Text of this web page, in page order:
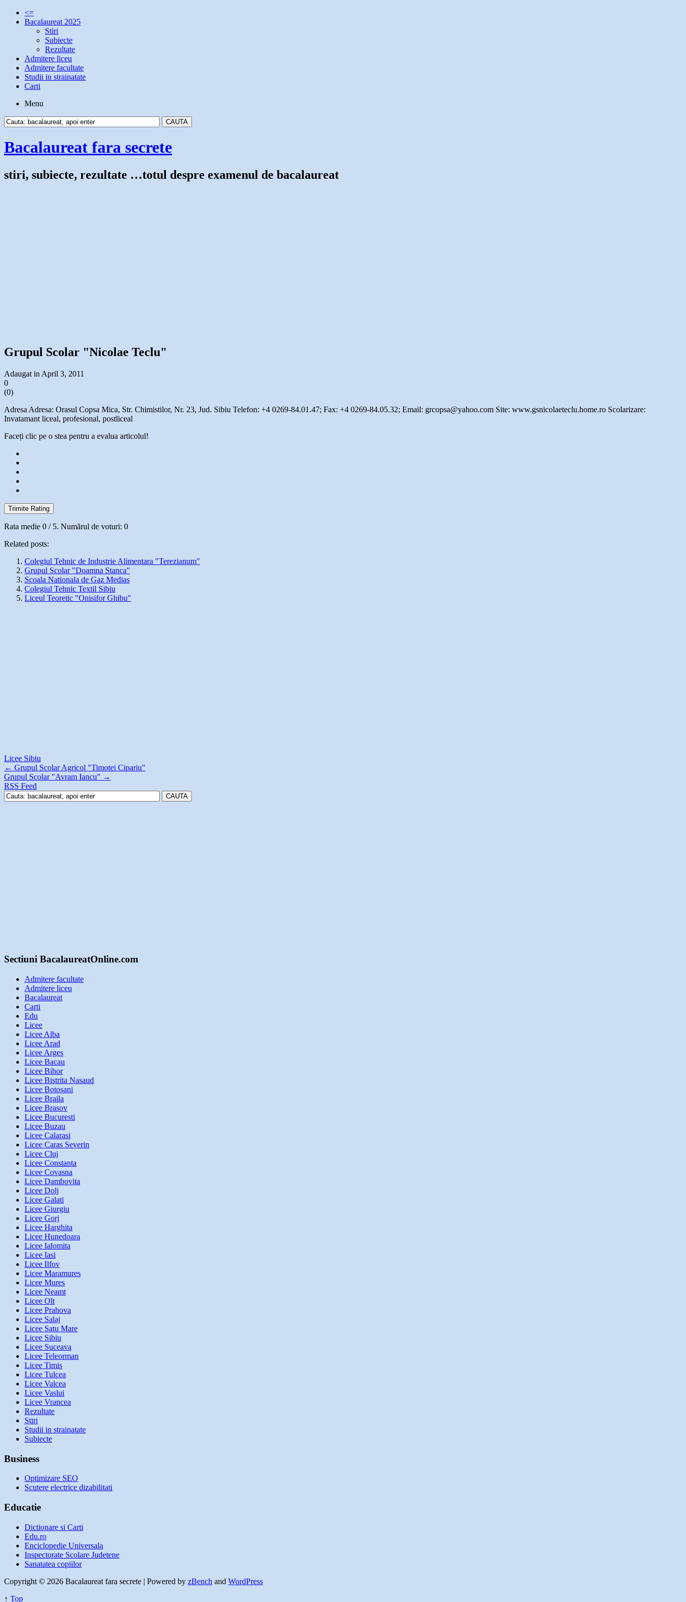
<=
Bacalaureat 2025
Stiri
Subiecte
Rezultate
Admitere liceu
Admitere facultate
Studii in strainatate
Carti
Menu
Bacalaureat fara secrete
stiri, subiecte, rezultate …totul despre examenul de bacalaureat
Grupul Scolar "Nicolae Teclu"
Adaugat in April 3, 2011
0
(0)
Adresa Adresa: Orasul Copsa Mica, Str. Chimistilor, Nr. 23, Jud. Sibiu Telefon: +4 0269-84.01.47; Fax: +4 0269-84.05.32; Email: grcopsa@yahoo.com Site: www.gsnicolaeteclu.home.ro Scolarizare:
Invatamant liceal, profesional, postliceal
Faceți clic pe o stea pentru a evalua articolul!
Trimite Rating
Rata medie 0 / 5. Numărul de voturi: 0
Related posts:
Colegiul Tehnic de Industrie Alimentara "Terezianum"
Grupul Scolar "Doamna Stanca"
Scoala Nationala de Gaz Medias
Colegiul Tehnic Textil Sibiu
Liceul Teoretic "Onisifor Ghibu"
Licee Sibiu
← Grupul Scolar Agricol "Timotei Cipariu"
Grupul Scolar "Avram Iancu" →
RSS Feed
Sectiuni BacalaureatOnline.com
Admitere facultate
Admitere liceu
Bacalaureat
Carti
Edu
Licee
Licee Alba
Licee Arad
Licee Arges
Licee Bacau
Licee Bihor
Licee Bistrita Nasaud
Licee Botosani
Licee Braila
Licee Brasov
Licee Bucuresti
Licee Buzau
Licee Calarasi
Licee Caras Severin
Licee Cluj
Licee Constanta
Licee Covasna
Licee Dambovita
Licee Dolj
Licee Galati
Licee Giurgiu
Licee Gorj
Licee Harghita
Licee Hunedoara
Licee Ialomita
Licee Iasi
Licee Ilfov
Licee Maramures
Licee Mures
Licee Neamt
Licee Olt
Licee Prahova
Licee Salaj
Licee Satu Mare
Licee Sibiu
Licee Suceava
Licee Teleorman
Licee Timis
Licee Tulcea
Licee Valcea
Licee Vaslui
Licee Vrancea
Rezultate
Stiri
Studii in strainatate
Subiecte
Business
Optimizare SEO
Scutere electrice dizabilitati
Educatie
Dictionare si Carti
Edu.ro
Enciclopedie Universala
Inspectorate Scolare Judetene
Sanatatea copiilor
Copyright © 2026 Bacalaureat fara secrete | Powered by zBench and WordPress
↑ Top